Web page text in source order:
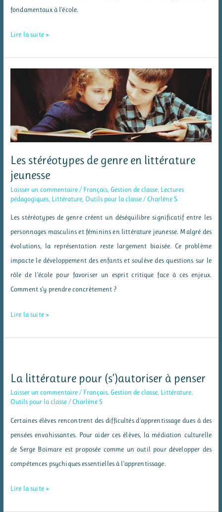
fondamentaux à l’école.
Apprendre
illustrations
Lire la suite »
Les stéréotypes de genre en littérature
jeunesse
Laisser un commentaire / Français Gestion de classe Lectures
pédagogiques Littérature Outils pour la classe / Charlène S
Les stéréotypes de genre créent un déséquilibre significatif entre les
personnages masculins et féminins en littérature jeunesse. Malgré des
évolutions, la représentation reste largement biaisée. Ce problème
impacte le développement des enfants et soulève des questions sur le
rôle de l’école pour favoriser un esprit critique face à ces enjeux.
Comment s’y prendre concrètement ?
Les
jeunesse
Lire la suite »
La littérature pour (s’)autoriser à penser
Laisser un commentaire/ Français, Gestion de classe, Littérature,
Outils pour la classe/ Charlène S
Certaines élèves rencontrent des difficultés d’apprentissage dues à des
pensées envahissantes. Pour aider ces élèves, la médiation culturelle
de Serge Boimare est proposée comme un outil pour développer des
compétences psychiques essentielles à l’apprentissage.
La
Lire la suite »